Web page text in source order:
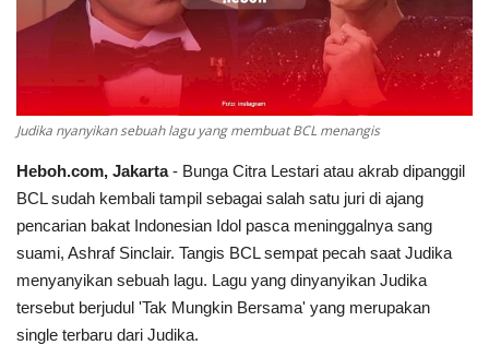
Judika nyanyikan sebuah lagu yang membuat BCL menangis
Heboh.com, Jakarta- Bunga Citra Lestari atau akrab dipanggil
BCL sudah kembali tampil sebagai salah satu juri di ajang
pencarian bakat Indonesian Idol pasca meninggalnya sang
suami, Ashraf Sinclair. Tangis BCL sempat pecah saat Judika
menyanyikan sebuah lagu. Lagu yang dinyanyikan Judika
tersebut berjudul 'Tak Mungkin Bersama' yang merupakan
single terbaru dari Judika.